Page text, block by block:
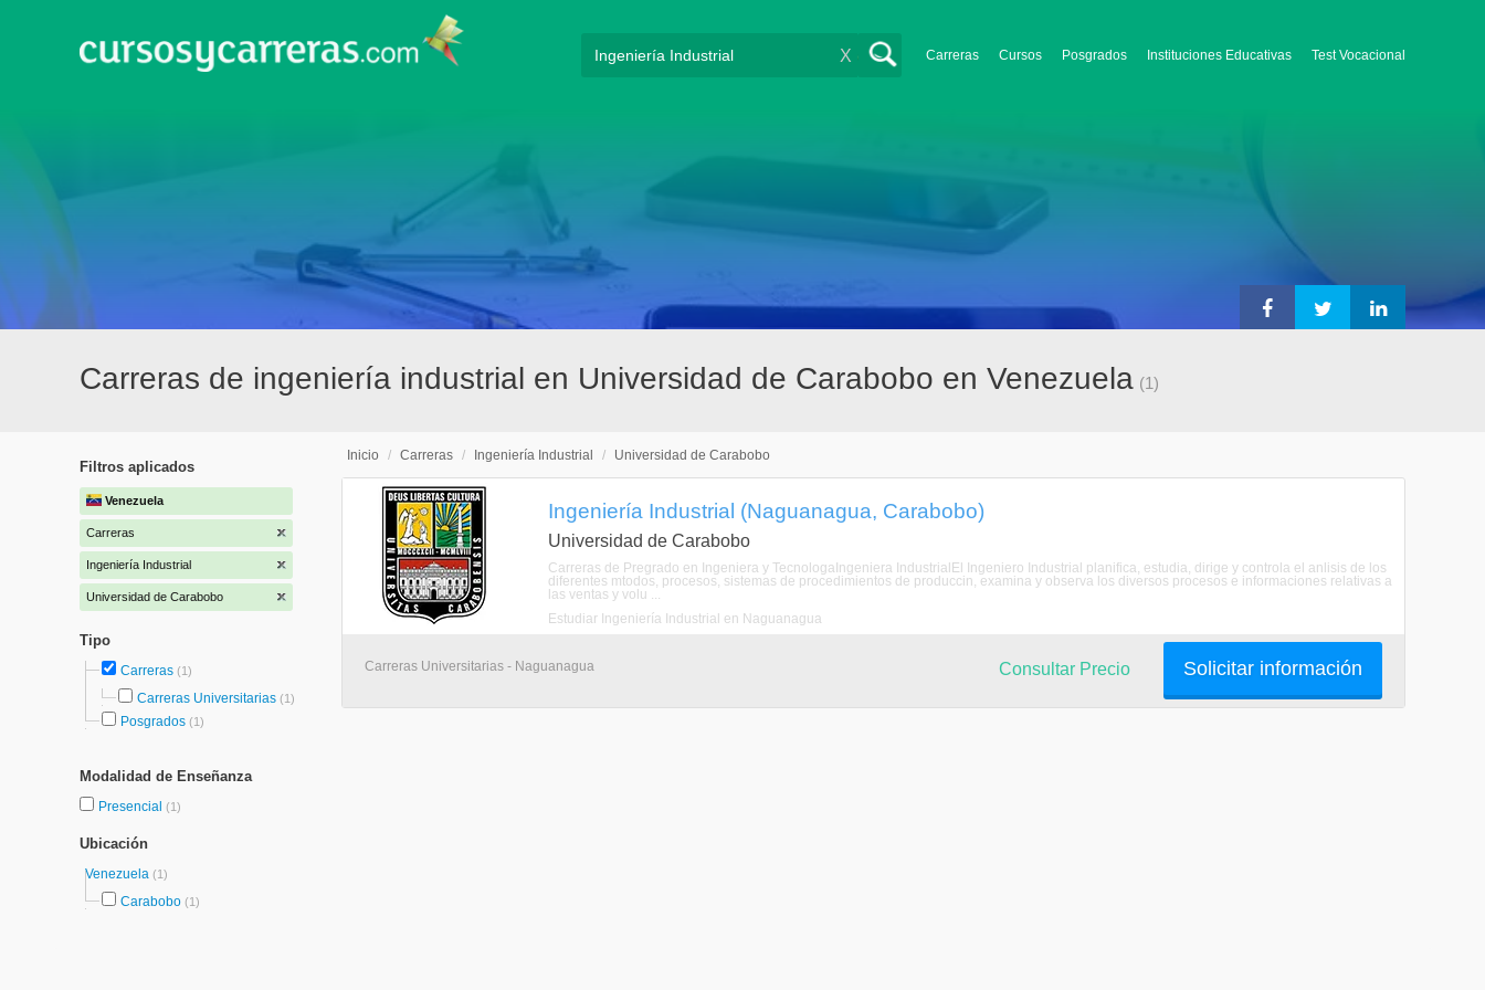
Carreras Cursos Posgrados Instituciones Educativas Test Vocacional
X
Carreras de ingeniería industrial en Universidad de Carabobo en Venezuela (1)
Filtros aplicados
Venezuela
Carreras
Ingeniería Industrial
Universidad de Carabobo
Tipo
Carreras (1)
Carreras Universitarias (1)
Posgrados (1)
Modalidad de Enseñanza
Presencial (1)
Ubicación
Venezuela (1)
Carabobo (1)
Inicio / Carreras / Ingeniería Industrial / Universidad de Carabobo
Ingeniería Industrial (Naguanagua, Carabobo)
Universidad de Carabobo
Carreras de Pregrado en Ingeniera y TecnologaIngeniera IndustrialEl Ingeniero Industrial planifica, estudia, dirige y controla el anlisis de los
diferentes mtodos, procesos, sistemas de procedimientos de produccin, examina y observa los diversos procesos e informaciones relativas a
las ventas y volu ...
Estudiar Ingeniería Industrial en Naguanagua
Carreras Universitarias - Naguanagua Solicitar información
Consultar Precio